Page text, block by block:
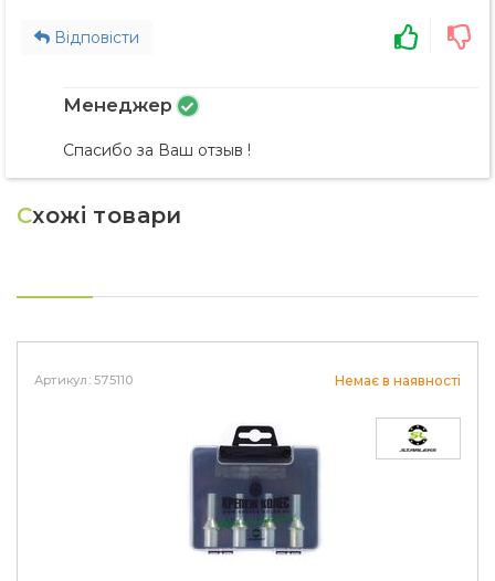
Відповісти
Менеджер
Спасибо за Ваш отзыв !
Схожі товари
Артикул: 575110 Немає в наявності